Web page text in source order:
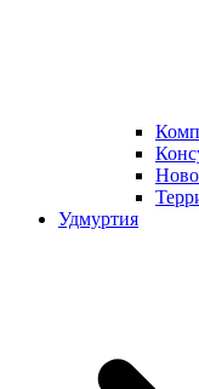
Удмуртия